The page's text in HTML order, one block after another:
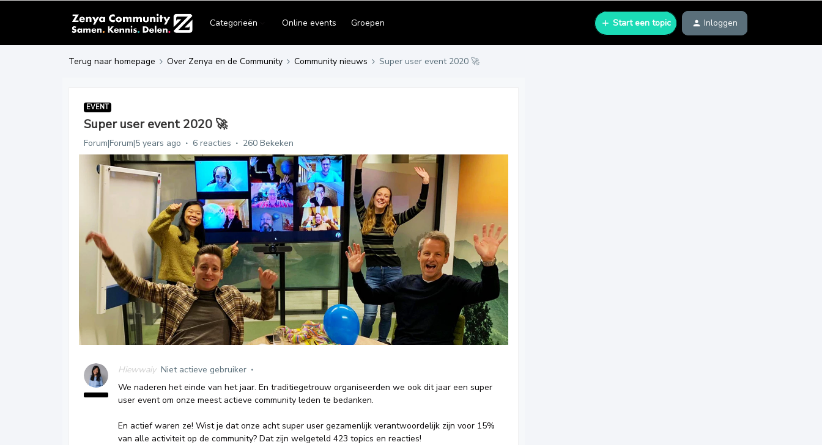
Categorieën Online events Groepen Start een topic Inloggen
Terug naar homepage Over Zenya en de Community Community nieuws Super user event 2020 🚀
EVENT
Super user event 2020 🚀
Forum|Forum|5 years ago 6 reacties 260 Bekeken
Hiewwaiy Niet actieve gebruiker
We naderen het einde van het jaar. En traditiegetrouw organiseerden we ook dit jaar een super
user event om onze meest actieve community leden te bedanken.
En actief waren ze! Wist je dat onze acht super user gezamenlijk verantwoordelijk zijn voor 15%
van alle activiteit op de community? Dat zijn welgeteld 423 topics en reacties!